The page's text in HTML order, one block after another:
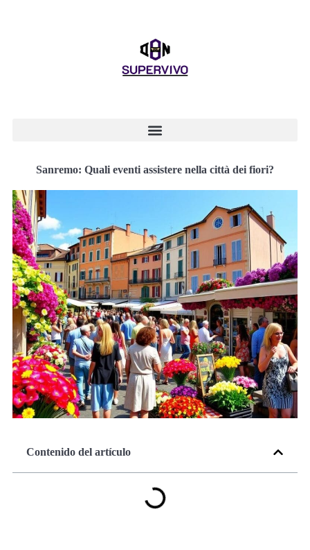
Sanremo: Quali eventi assistere nella città dei fiori?
Contenido del artículo